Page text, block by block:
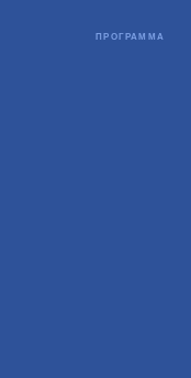
ПРОГРАММА